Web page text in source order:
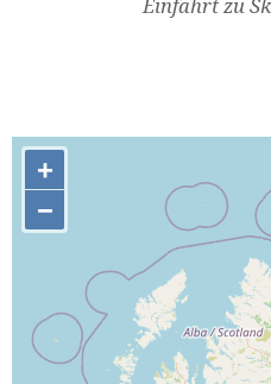
Einfahrt zu